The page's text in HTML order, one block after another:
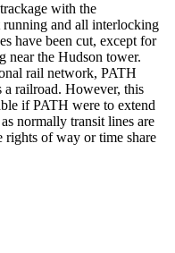
with the
and all interlocking
have been cut, except for
near the Hudson tower.
rail network, PATH
a railroad. However, this
if PATH were to extend
normally transit lines are
rights of way or time share